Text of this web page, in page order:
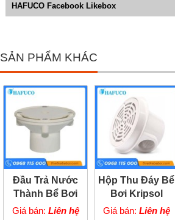
HAFUCO Facebook Likebox
SẢN PHẨM KHÁC
Đầu Trả Nước
Thành Bể Bơi
SPS
Giá bán: Liên hệ
Hộp Thu Đáy Bể
Bơi Kripsol
Giá bán: Liên hệ